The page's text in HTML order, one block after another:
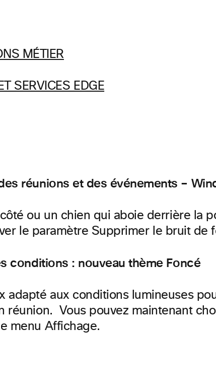
MÉTIER
SERVICES EDGE
réunions et des événements –
ou un chien qui aboie derrière la
le paramètre Supprimer le bruit
conditions : nouveau thème Foncé
adapté aux conditions lumineuses
réunion. Vous pouvez maintenant
menu Affichage.